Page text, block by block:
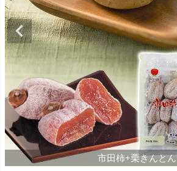
市田柿+栗きんとん